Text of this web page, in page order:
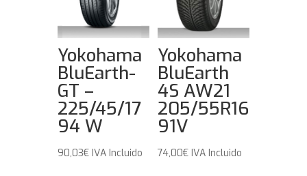
Yokohama
BluEarth-
GT –
225/45/17
94 W
90,03€ IVA Incluido
Yokohama
BluEarth
4S AW21
205/55R16
91V
74,00€ IVA Incluido